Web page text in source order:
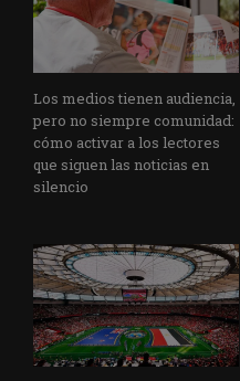
Los medios tienen audiencia,
pero no siempre comunidad:
cómo activar a los lectores
que siguen las noticias en
silencio